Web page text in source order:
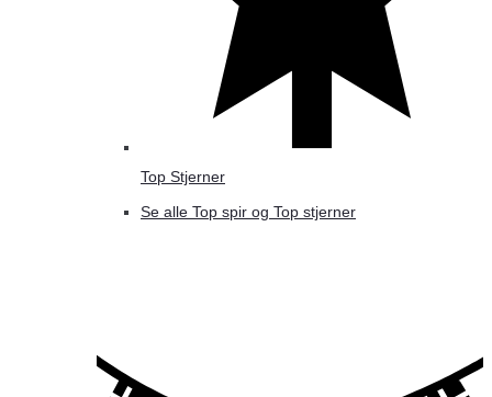
Top Stjerner
Se alle Top spir og Top stjerner